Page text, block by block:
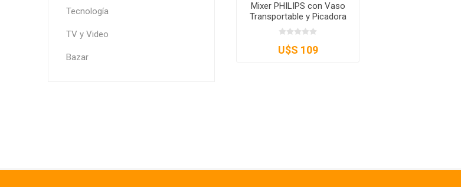
Mixer PHILIPS con Vaso
Transportable y Picadora
600W HR2625/80
U$S 109
Tecnología
TV y Video
Bazar